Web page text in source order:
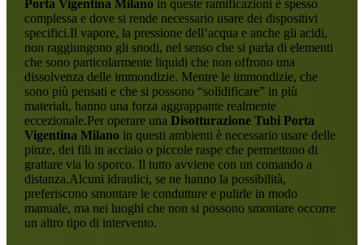
Porta Vigentina Milanoin queste ramificazioni è spesso
complessa e dove si rende necessario usare dei dispositivi
specifici.Il vapore, la pressione dell’acqua e anche gli acidi,
non raggiungono gli snodi, nel senso che si parla di elementi
che sono particolarmente liquidi che non offrono una
dissolvenza delle immondizie. Mentre le immondizie, che
sono più pensati e che si possono “solidificare” in più
materiali, hanno una forza aggrappante realmente
eccezionale.Per operare una Disotturazione Tubi Porta
Vigentina Milanoin questi ambienti è necessario usare delle
pinze, dei fili in acciaio o piccole raspe che permettono di
grattare via lo sporco. Il tutto avviene con un comando a
distanza.Alcuni idraulici, se ne hanno la possibilità,
preferiscono smontare le condutture e pulirle in modo
manuale, ma nei luoghi che non si possono smontare occorre
un altro tipo di intervento.